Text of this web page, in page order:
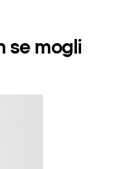
se mogli